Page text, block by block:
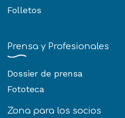
Folletos
Prensa y Profesionales
Dossier de prensa
Fototeca
Zona para los socios